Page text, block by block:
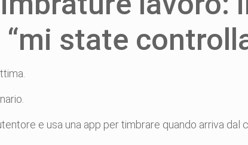
state
e usa una app per timbrare quando arriva dal